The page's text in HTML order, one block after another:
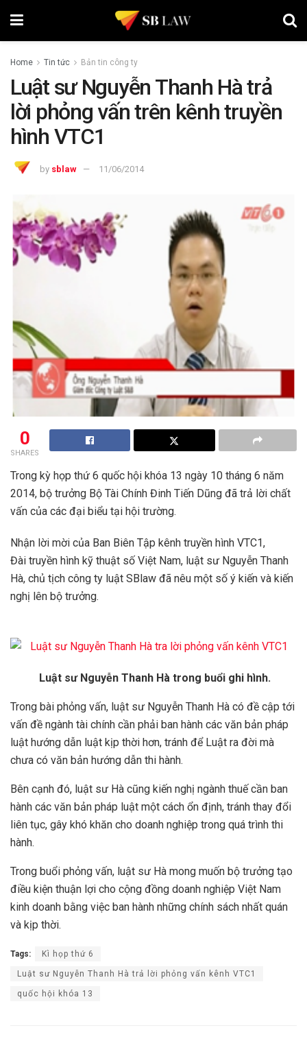
Home Tin tức Bản tin công ty
Luật sư Nguyễn Thanh Hà trả
lời phỏng vấn trên kênh truyền
hình VTC1
by sblaw 11/06/2014
0
SHARES
Trong kỳ họp thứ 6 quốc hội khóa 13 ngày 10 tháng 6 năm
2014, bộ trưởng Bộ Tài Chính Đinh Tiến Dũng đã trả lời chất
vấn của các đại biểu tại hội trường.
Nhận lời mời của Ban Biên Tập kênh truyền hình VTC1,
Đài truyền hình kỹ thuật số Việt Nam, luật sư Nguyễn Thanh
Hà, chủ tịch công ty luật SBlaw đã nêu một số ý kiến và kiến
nghị lên bộ trưởng.
Luật sư Nguyễn Thanh Hà trong buổi ghi hình.
Trong bài phỏng vấn, luật sư Nguyễn Thanh Hà có đề cập tới
vấn đề ngành tài chính cần phải ban hành các văn bản pháp
luật hướng dẫn luật kịp thời hơn, tránh để Luật ra đời mà
chưa có văn bản hướng dẫn thi hành.
Bên cạnh đó, luật sư Hà cũng kiến nghị ngành thuế cần ban
hành các văn bản pháp luật một cách ổn định, tránh thay đổi
liên tục, gây khó khăn cho doanh nghiệp trong quá trình thi
hành.
Trong buổi phỏng vấn, luật sư Hà mong muốn bộ trưởng tạo
điều kiện thuận lợi cho cộng đồng doanh nghiệp Việt Nam
kinh doanh bằng việc ban hành những chính sách nhất quán
và kịp thời.
Tags: Kì họp thứ 6
Luật sư Nguyễn Thanh Hà trả lời phỏng vấn kênh VTC1
quốc hội khóa 13